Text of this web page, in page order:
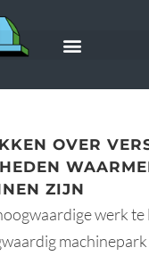
OVER
ZIJN
werk te
machinepark